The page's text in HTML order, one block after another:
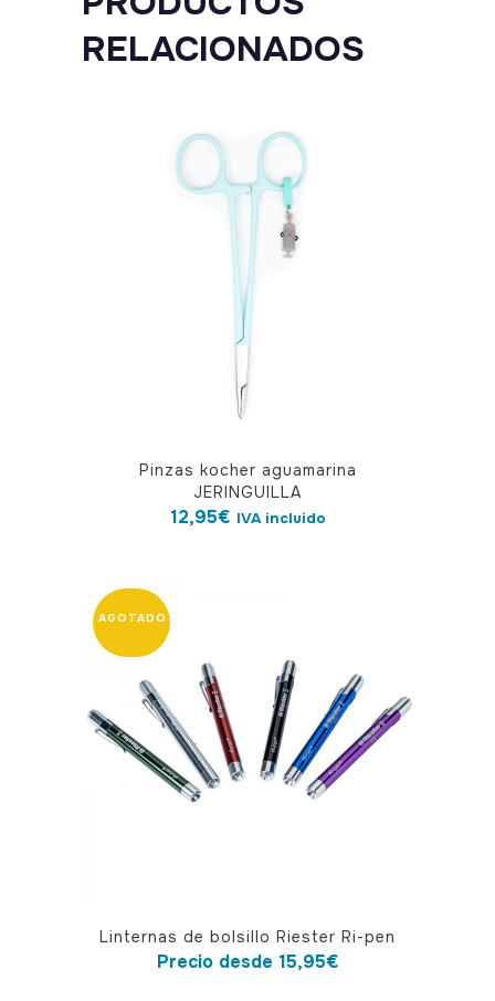
RELACIONADOS
Pinzas kocher aguamarina
JERINGUILLA
12,95€ IVA incluido
producto
Linternas de bolsillo Riester Ri-pen
Precio desde 15,95€